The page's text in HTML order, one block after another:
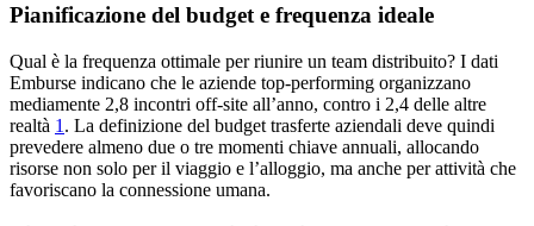
Pianificazione del budget e frequenza ideale
Qual è la frequenza ottimale per riunire un team distribuito? I dati
Emburse indicano che le aziende top-performing organizzano
mediamente 2,8 incontri off-site all’anno, contro i 2,4 delle altre
realtà 1 . La definizione del budget trasferte aziendali deve quindi
prevedere almeno due o tre momenti chiave annuali, allocando
risorse non solo per il viaggio e l’alloggio, ma anche per attività che
favoriscano la connessione umana.